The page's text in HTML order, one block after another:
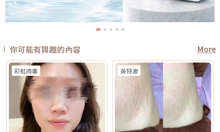
你可能有興趣的內容 More
彩虹肉毒 英特波